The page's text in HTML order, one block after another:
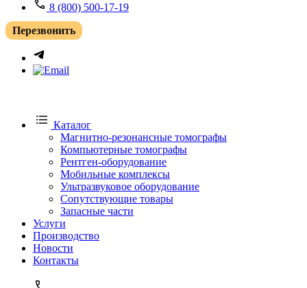
8 (800) 500-17-19
Перезвонить
Каталог
Магнитно-резонансные томографы
Компьютерные томографы
Рентген-оборудование
Мобильные комплексы
Ультразвуковое оборудование
Сопутствующие товары
Запасные части
Услуги
Производство
Новости
Контакты